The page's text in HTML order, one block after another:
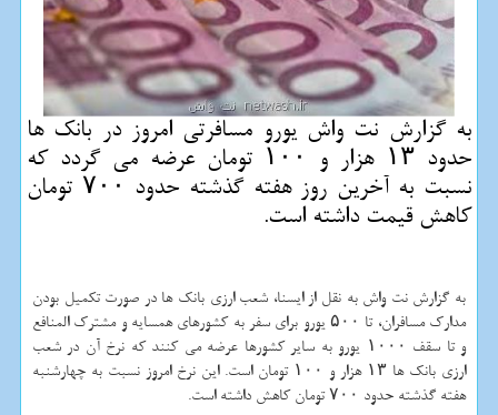
به گزارش نت واش یورو مسافرتی امروز در بانك ها
حدود ۱۳ هزار و ۱۰۰ تومان عرضه می گردد كه
نسبت به آخرین روز هفته گذشته حدود ۷۰۰ تومان
كاهش قیمت داشته است.
به گزارش نت واش به نقل از ایسنا، شعب ارزی بانك ها در صورت تكمیل بودن
مدارك مسافران، تا ۵۰۰ یورو برای سفر به كشورهای همسایه و مشترك المنافع
و تا سقف ۱۰۰۰ یورو به سایر كشورها عرضه می كنند كه نرخ آن در شعب
ارزی بانك ها ۱۳ هزار و ۱۰۰ تومان است. این نرخ امروز نسبت به چهارشنبه
هفته گذشته حدود ۷۰۰ تومان كاهش داشته است.